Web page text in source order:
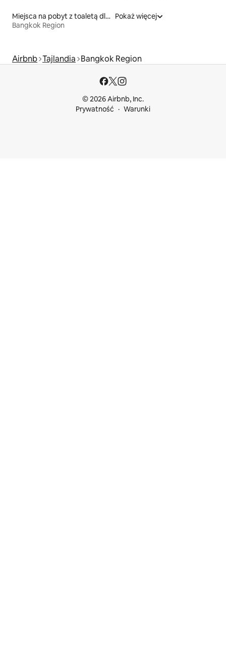
Miejsca na pobyt z toaletą dla osoby z niepełnosprawnością
Bangkok Region
Pokaż więcej
Airbnb Tajlandia Bangkok Region
© 2026 Airbnb, Inc.
Prywatność
Warunki